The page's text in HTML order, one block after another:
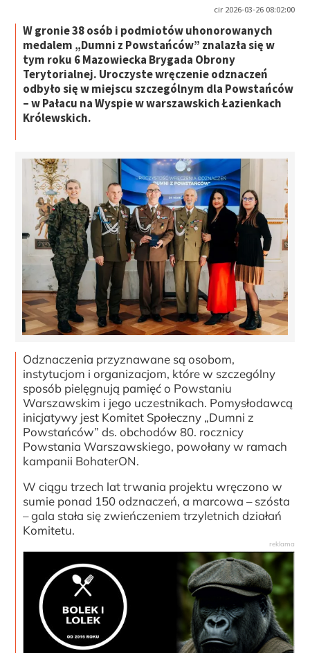
cir 2026-03-26 08:02:00
W gronie 38 osób i podmiotów uhonorowanych
medalem „Dumni z Powstańców” znalazła się w
tym roku 6 Mazowiecka Brygada Obrony
Terytorialnej. Uroczyste wręczenie odznaczeń
odbyło się w miejscu szczególnym dla Powstańców
– w Pałacu na Wyspie w warszawskich Łazienkach
Królewskich.
Odznaczenia przyznawane są osobom,
instytucjom i organizacjom, które w szczególny
sposób pielęgnują pamięć o Powstaniu
Warszawskim i jego uczestnikach. Pomysłodawcą
inicjatywy jest Komitet Społeczny „Dumni z
Powstańców” ds. obchodów 80. rocznicy
Powstania Warszawskiego, powołany w ramach
kampanii BohaterON.
W ciągu trzech lat trwania projektu wręczono w
sumie ponad 150 odznaczeń, a marcowa – szósta
– gala stała się zwieńczeniem trzyletnich działań
Komitetu.